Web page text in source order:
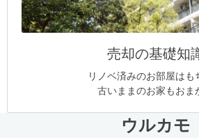
売却の基礎知
リノベ済みのお部屋はも
古いままのお家もおま
ウルカモ